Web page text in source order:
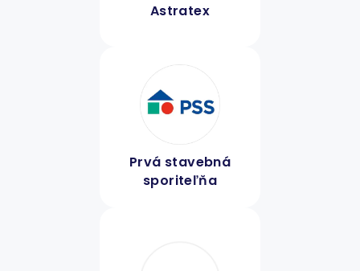
Astratex
Prvá stavebná
sporiteľňa